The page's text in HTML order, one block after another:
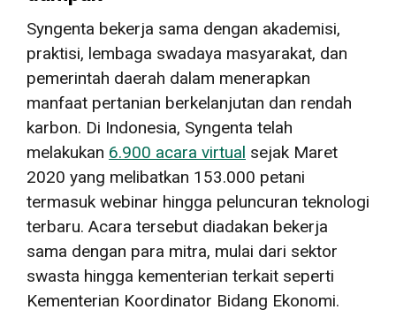
Syngenta bekerja sama dengan akademisi,
praktisi, lembaga swadaya masyarakat, dan
pemerintah daerah dalam menerapkan
manfaat pertanian berkelanjutan dan rendah
karbon. Di Indonesia, Syngenta telah
melakukan 6.900 acara virtual sejak Maret
2020 yang melibatkan 153.000 petani
termasuk webinar hingga peluncuran teknologi
terbaru. Acara tersebut diadakan bekerja
sama dengan para mitra, mulai dari sektor
swasta hingga kementerian terkait seperti
Kementerian Koordinator Bidang Ekonomi.